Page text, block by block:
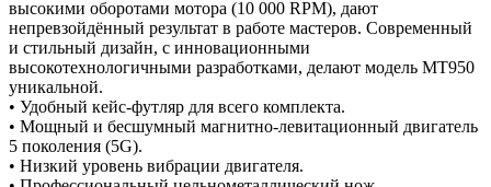
высокими оборотами мотора (10 000 RPM), дают
непревзойдённый результат в работе мастеров. Современный
и стильный дизайн, с инновационными
высокотехнологичными разработками, делают модель МТ950
уникальной.
• Удобный кейс-футляр для всего комплекта.
• Мощный и бесшумный магнитно-левитационный двигатель
5 поколения (5G).
• Низкий уровень вибрации двигателя.